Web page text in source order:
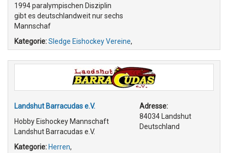
1994 paralympischen Disziplin
gibt es deutschlandweit nur sechs
Mannschaf
Kategorie:Sledge Eishockey Vereine,
Landshut Barracudas e.V.
Hobby Eishockey Mannschaft
Landshut Barracudas e.V.
Adresse:
84034 Landshut
Deutschland
Kategorie: Herren,